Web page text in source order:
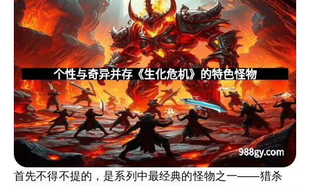
首先不得不提的，是系列中最经典的怪物之一——猎杀